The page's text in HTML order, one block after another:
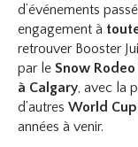
d’événements
engagement à
retrouver Booster
par le Snow
à Calgary , avec la
d’autresWorld
années à venir.